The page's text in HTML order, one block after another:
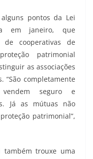
pontos da Lei
em janeiro, que
de cooperativas de
patrimonial
as associações
“São completamente
vendem seguro e
Já as mútuas não
patrimonial”,
também trouxe uma